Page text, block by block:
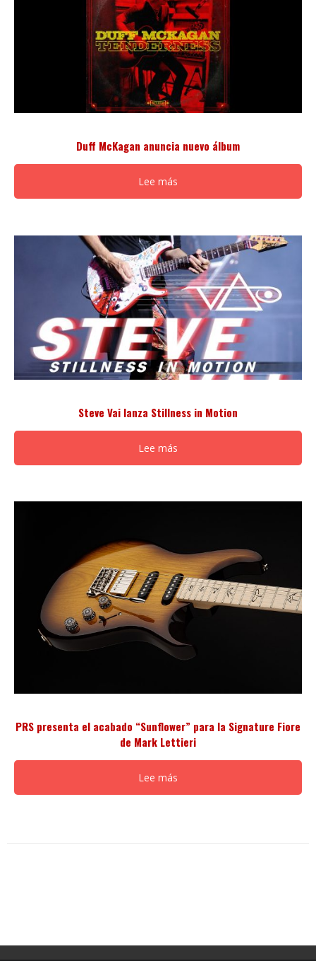
Duff McKagan anuncia nuevo álbum
Lee más
Steve Vai lanza Stillness in Motion
Lee más
PRS presenta el acabado “Sunflower” para la Signature Fiore
de Mark Lettieri
Lee más